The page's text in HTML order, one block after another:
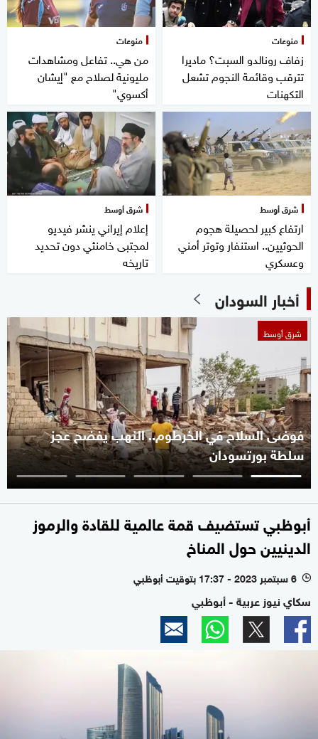
منوعات
زفاف رونالدو السبت؟ ماديرا
تترقب وقائمة النجوم تشعل
التكهنات
منوعات
من هي.. تفاعل ومشاهدات
مليونية لصلاح مع "إيشان
أكسوي"
شرق أوسط
ارتفاع كبير لحصيلة هجوم
الحوثيين.. استنفار وتوتر أمني
وعسكري
شرق أوسط
إعلام إيراني ينشر فيديو
لمجتبى خامنئي دون تحديد
تاريخه
أخبار السودان
شرق أوسط
فوضى السلاح في الخرطوم.. النهب يفضح عجز
سلطة بورتسودان
أبوظبي تستضيف قمة عالمية للقادة والرموز
الدينيين حول المناخ
l 6 سبتمبر 2023 - 17:37 بتوقيت أبوظبي
سكاي نيوز عربية - أبوظبي